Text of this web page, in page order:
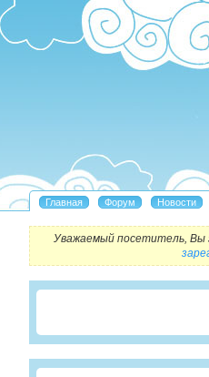
Уважаемый посетитель, Вы